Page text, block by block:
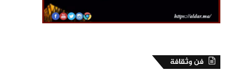
فن وثقافة